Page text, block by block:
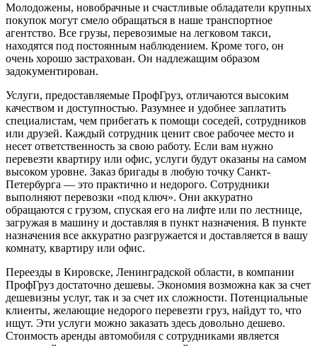
Молодожены, новобрачные и счастливые обладатели крупных
покупок могут смело обращаться в наше транспортное
агентство. Все грузы, перевозимые на легковом такси,
находятся под постоянным наблюдением. Кроме того, он
очень хорошо застрахован. Он надлежащим образом
задокументирован.
Услуги, предоставляемые ПрофГруз, отличаются высоким
качеством и доступностью. Разумнее и удобнее заплатить
специалистам, чем прибегать к помощи соседей, сотрудников
или друзей. Каждый сотрудник ценит свое рабочее место и
несет ответственность за свою работу. Если вам нужно
перевезти квартиру или офис, услуги будут оказаны на самом
высоком уровне. Заказ бригады в любую точку Санкт-
Петербурга — это практично и недорого. Сотрудники
выполняют перевозки «под ключ». Они аккуратно
обращаются с грузом, спуская его на лифте или по лестнице,
загружая в машину и доставляя в пункт назначения. В пункте
назначения все аккуратно разгружается и доставляется в вашу
комнату, квартиру или офис.
Переезды в Кировске, Ленинградской области, в компании
ПрофГруз достаточно дешевы. Экономия возможна как за счет
дешевизны услуг, так и за счет их сложности. Потенциальные
клиенты, желающие недорого перевезти груз, найдут то, что
ищут. Эти услуги можно заказать здесь довольно дешево.
Стоимость аренды автомобиля с сотрудниками является